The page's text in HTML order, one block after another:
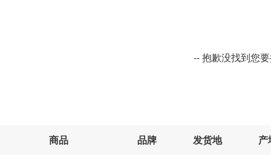
-- 抱歉没找到您
商品 品牌 发货地 产